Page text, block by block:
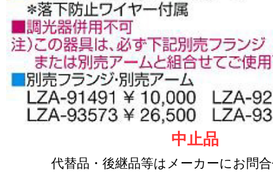
中止品
代替品・後継品等はメーカーにお問